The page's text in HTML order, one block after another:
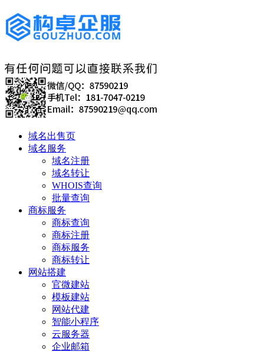
域名出售页
域名服务
域名注册
域名转让
WHOIS查询
批量查询
商标服务
商标查询
商标注册
商标服务
商标转让
网站搭建
官微建站
模板建站
网站代建
智能小程序
云服务器
企业邮箱